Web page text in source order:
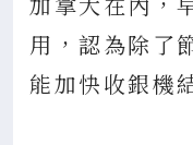
用，認為除了
能加快收銀機